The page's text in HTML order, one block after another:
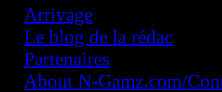
Arrivage
Le blog de la rédac
Partenaires
About N-Gamz.com/